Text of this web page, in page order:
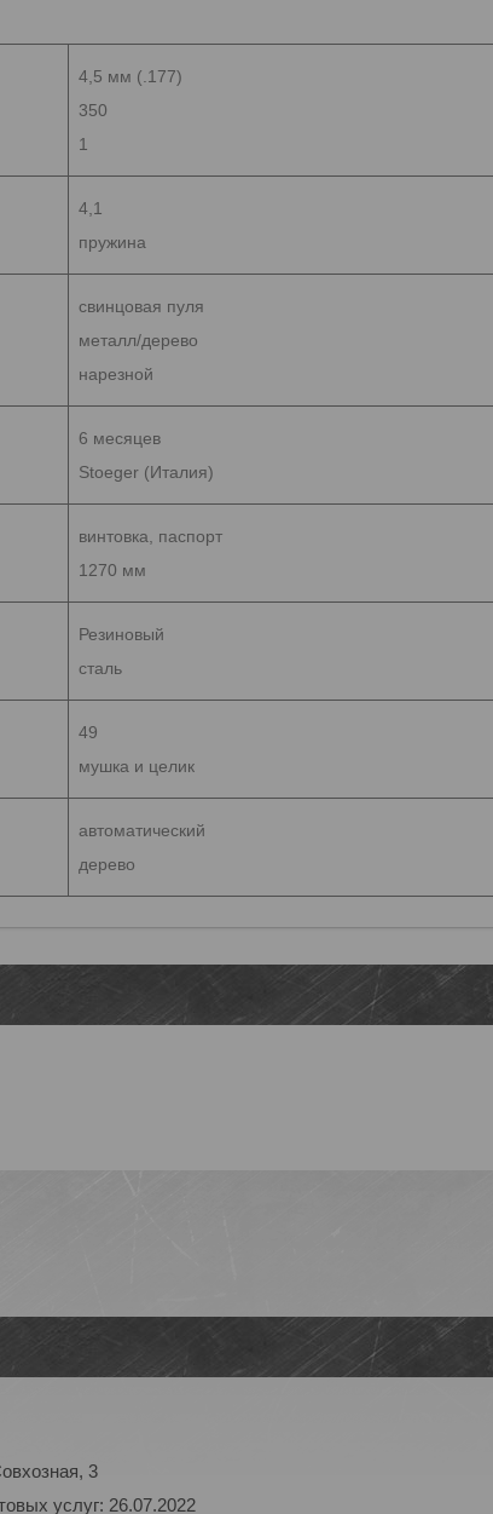
4,5 мм (.177)
350
1
4,1
пружина
свинцовая пуля
металл/дерево
нарезной
6 месяцев
Stoeger (Италия)
винтовка, паспорт
1270 мм
Резиновый
сталь
49
мушка и целик
автоматический
дерево
3
услуг: 26.07.2022